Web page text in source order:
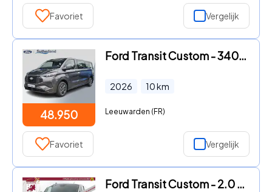
Favoriet Vergelijk
48.950
Ford Transit Custom - 340 2.5 PHEV L2H1 Limited | 233pk | 9-persoons | Zuid | Dubb
2026 10km
Leeuwarden (FR)
Favoriet Vergelijk
Ford Transit Custom - 2.0 TDCI 130pk L2H1 Trend Airco/Navi/Achterklep 10-2021